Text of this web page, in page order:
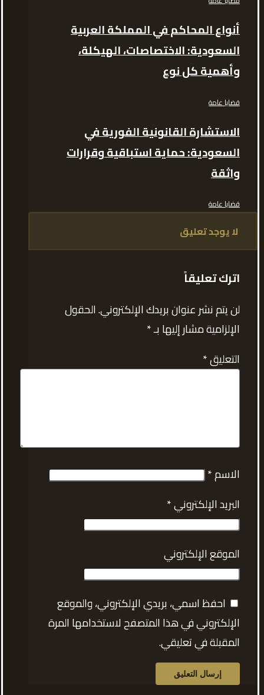
أنواع المحاكم في المملكة العربية
السعودية: الاختصاصات، الهيكلة،
وأهمية كل نوع
قضايا عامة
الاستشارة القانونية الفورية في
السعودية: حماية استباقية وقرارات
واثقة
قضايا عامة
لا يوجد تعليق
اترك تعليقاً
لن يتم نشر عنوان بريدك الإلكتروني.الحقول
الإلزامية مشار إليها بـ*
التعليق*
الاسم*
البريد الإلكتروني*
الموقع الإلكتروني
احفظ اسمي، بريدي الإلكتروني، والموقع
الإلكتروني في هذا المتصفح لاستخدامها المرة
المقبلة في تعليقي.